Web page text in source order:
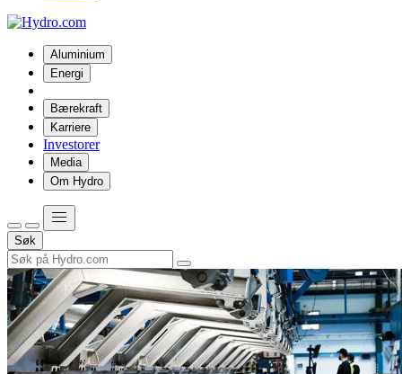
Aluminium
Energi
Bærekraft
Karriere
Investorer
Media
Om Hydro
Søk